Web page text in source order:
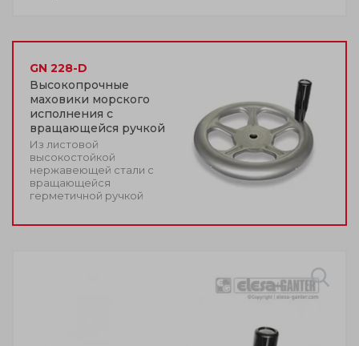
GN 228-D
Высокопрочные
маховики морского
исполнения с
вращающейся ручкой
Из листовой
высокостойкой
нержавеющей стали с
вращающейся
герметичной ручкой